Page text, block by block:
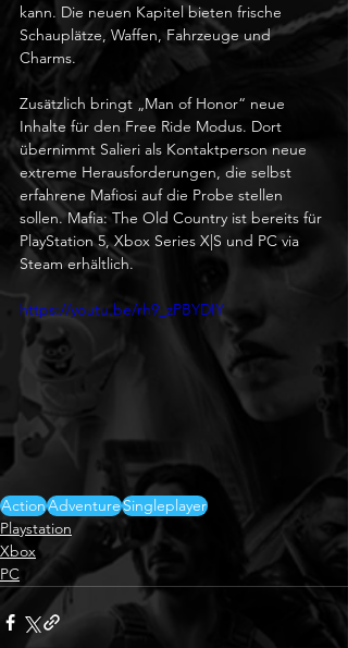
kann. Die neuen Kapitel bieten frische
Schauplätze, Waffen, Fahrzeuge und
Charms.
Zusätzlich bringt „Man of Honor“ neue
Inhalte für den Free Ride Modus. Dort
übernimmt Salieri als Kontaktperson neue
extreme Herausforderungen, die selbst
erfahrene Mafiosi auf die Probe stellen
sollen. Mafia: The Old Country ist bereits für
PlayStation 5, Xbox Series X|S und PC via
Steam erhältlich.
https://youtu.be/rh9_zPBYDIY
ActionAdventureSingleplayer
Playstation
Xbox
PC